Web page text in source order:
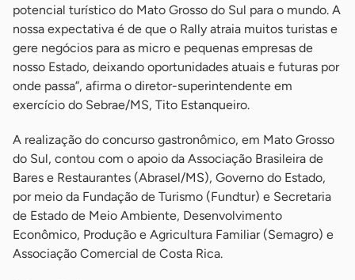
potencial turístico do Mato Grosso do Sul para o mundo. A
nossa expectativa é de que o Rally atraia muitos turistas e
gere negócios para as micro e pequenas empresas de
nosso Estado, deixando oportunidades atuais e futuras por
onde passa”, afirma o diretor-superintendente em
exercício do Sebrae/MS, Tito Estanqueiro.
A realização do concurso gastronômico, em Mato Grosso
do Sul, contou com o apoio da Associação Brasileira de
Bares e Restaurantes (Abrasel/MS), Governo do Estado,
por meio da Fundação de Turismo (Fundtur) e Secretaria
de Estado de Meio Ambiente, Desenvolvimento
Econômico, Produção e Agricultura Familiar (Semagro) e
Associação Comercial de Costa Rica.